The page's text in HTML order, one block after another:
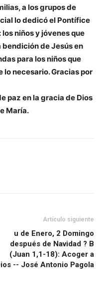
a los grupos de
lo dedicó el Pontífice
niños y jóvenes que
de Jesús en
para los niños que
necesario. Gracias por
paz en la gracia de Dios
María.
Artículo siguiente
u de Enero, 2 Domingo
después de Navidad ? B
(Juan 1,1-18): Acoger a
-- José Antonio Pagola